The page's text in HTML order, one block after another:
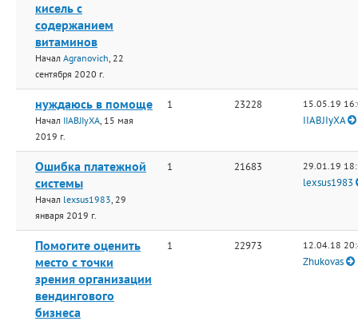
кисель с
содержанием
витаминов
Начал Agranovich, 22
сентября 2020 г.
нуждаюсь в помоще
Начал IIABJIyXA, 15 мая
2019 г.
1 23228 15.05.19
IIABJIyXA
Ошибка платежной
системы
Начал lexsus1983, 29
января 2019 г.
1 21683 29.01.19
lexsus1983
Помогите оценить
место с точки
зрения организации
вендингового
бизнеса
1 22973 12.04.18
Zhukovas